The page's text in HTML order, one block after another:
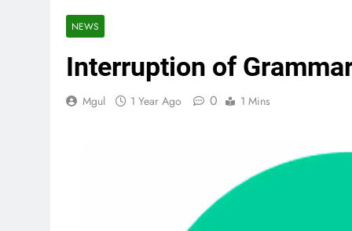
NEWS
Interruption of
Mgul 1 Year Ago 0 1 Mins